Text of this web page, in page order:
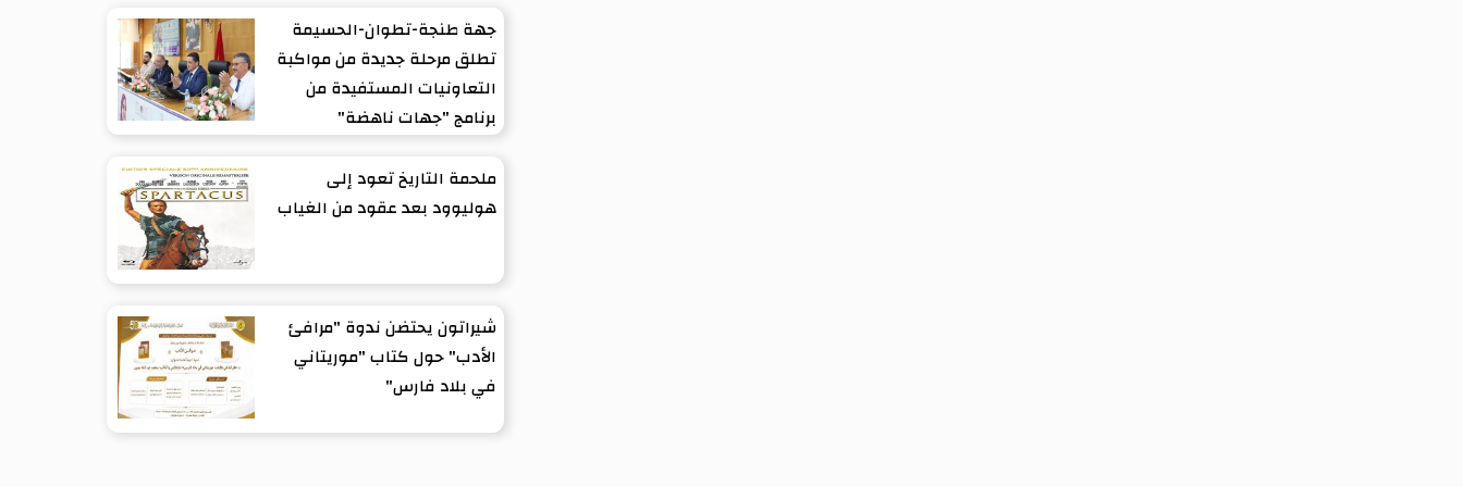
جهة طنجة-تطوان-الحسيمة
تطلق مرحلة جديدة من مواكبة
التعاونيات المستفيدة من
برنامج "جهات ناهضة"
ملحمة التاريخ تعود إلى
هوليوود بعد عقود من الغياب
شيراتون يحتضن ندوة "مرافئ
الأدب" حول كتاب "موريتاني
في بلاد فارس"